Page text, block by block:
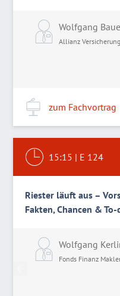
Wolfgang
Allianz
zum Fachvortrag
15:15 | E 124
Riester läuft aus –
Fakten, Chancen &
Wolfgang
Fonds Finanz